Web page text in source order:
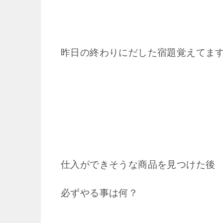
昨日の終わりにだした宿題覚えてま
仕入ができそうな商品を見つけた後
必ずやる事は何？